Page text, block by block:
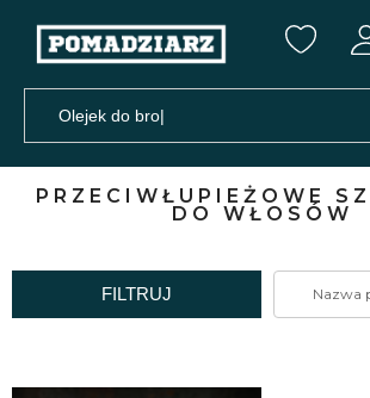
PRZECIWŁUPIEŻOWE
DO WŁOSÓW
FILTRUJ Nazwa